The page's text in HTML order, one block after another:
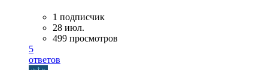
1 подписчик
28 июл.
499 просмотров
5
ответов